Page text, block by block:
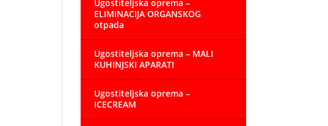
Ugostiteljska oprema –
ELIMINACIJA ORGANSKOG
otpada
Ugostiteljska oprema – MALI
KUHINJSKI APARATI
Ugostiteljska oprema –
ICECREAM